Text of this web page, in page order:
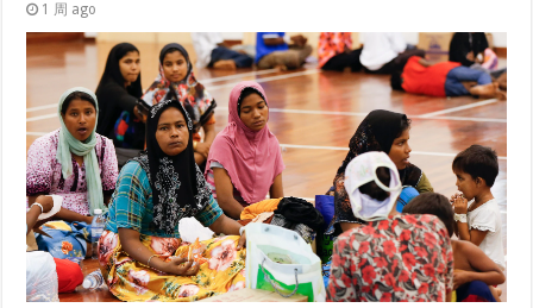
1 周 ago